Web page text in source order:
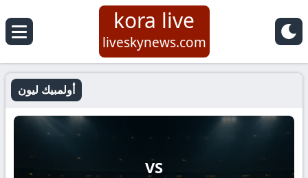
kora live
liveskynews.com
أولمبيك ليون
VS